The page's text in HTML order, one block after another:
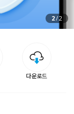
2/2
다운로드